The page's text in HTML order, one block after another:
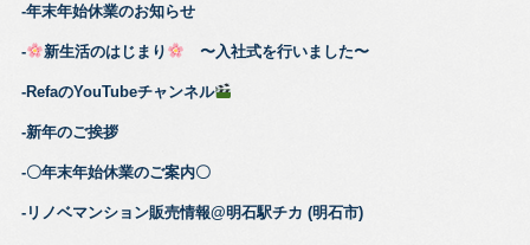
年末年始休業のお知らせ
新生活のはじまり 〜入社式を行いました〜
RefaのYouTubeチャンネル
新年のご挨拶
〇年末年始休業のご案内〇
リノベマンション販売情報@明石駅チカ (明石市)